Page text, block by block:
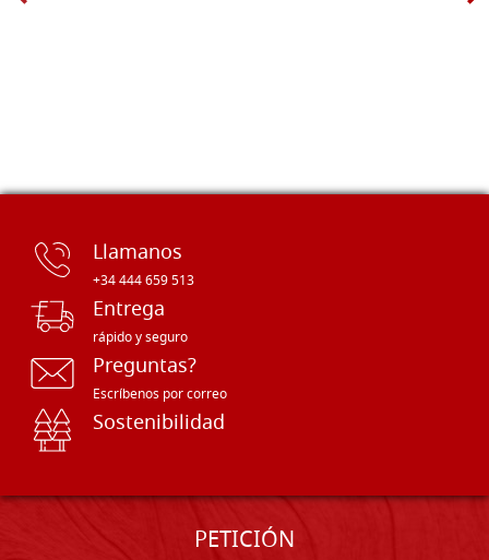
Llamanos
+34 444 659 513
Entrega
rápido y seguro
Preguntas?
Escríbenos por correo
Sostenibilidad
PETICIÓN